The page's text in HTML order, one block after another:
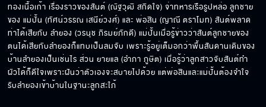
คุณกวงเขารักเมียเขามาก เมียเขาไม่ต่ำและขี้เมา
อย่างมึง
ทองเนื้อเก้า เรื่องราวของสันต์ (ณัฐวุฒิ สกิดใจ) จ่าทหารเรือรูปหล่อ ลูกชาย
ของ แม่ปั้น (ทัศน์วรรณ เสนีย์วงศ์) และ พ่อสิน (ญาณี ตราโมท) สันต์พลาด
ท่าได้เสียกับ ลำยอง (วรนุช ภิรมย์ภักดี) แม่ปั้นเมื่อรู้ข่าวว่าสันต์ลูกชายของ
ตนได้เสียกับลำยองก็แทบเป็นลมจับ เพราะรู้อยู่เต็มอกว่าพื้นสันดานเดิมของ
บ้านลำยองเป็นเช่นไร ส่วน ยายแล (อำภา ภูษิต) เมื่อรู้ว่าลูกสาวจับสันต์ทำ
ผัวได้ก็ดีใจเพราะฝันว่าตัวเองจะสบายไปด้วย แต่พ่อสินและแม่ปั้นต้องจำใจ
รับลำยองเข้าบ้านในฐานะลูกสะใภ้